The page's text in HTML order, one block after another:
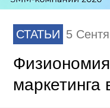
СТАТЬИ 5
маркетинга